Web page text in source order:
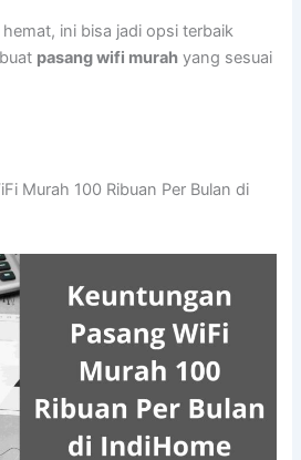
ini bisa jadi opsi terbaik
pasang wifi murah yang sesuai
Murah 100 Ribuan Per Bulan di